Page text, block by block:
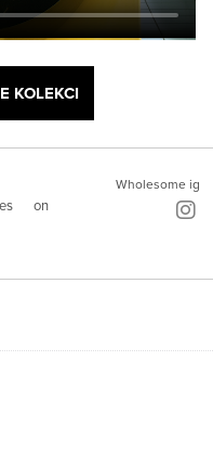
KOLEKCI
Wholesome ig
on